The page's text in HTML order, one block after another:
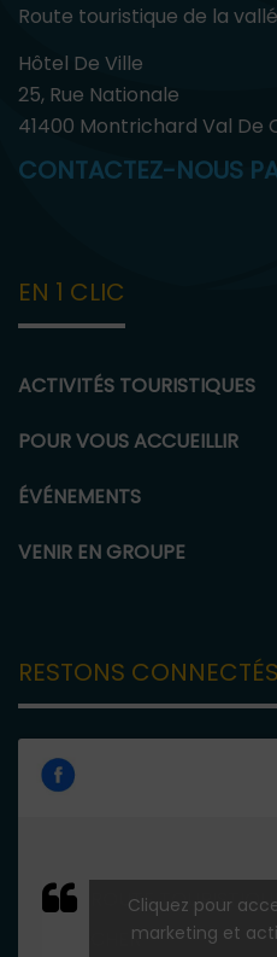
Route touristique de la
Hôtel De Ville
25, Rue Nationale
41400 Montrichard Val De
CONTACTEZ-NOUS
EN 1 CLIC
ACTIVITÉS TOURISTIQUES
POUR VOUS ACCUEILLIR
ÉVÉNEMENTS
VENIR EN GROUPE
RESTONS CONNECTÉS
ROUTE
CHER
Cliquez pour
marketing et